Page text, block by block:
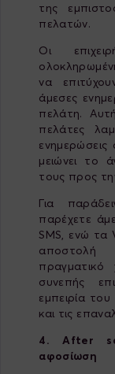
της
πελατών.
Οι
να
άμεσες
πελάτη.
πελάτες
μειώνει το
τους προς
Για
παρέχετε
SMS, ενώ τα
αποστολή
συνεπής
εμπειρία
και τις
4. After
αφοσίωση